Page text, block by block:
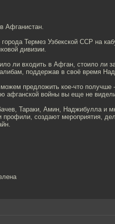
Афганистан.
Термез Узбекской ССР на
дивизии.
ли входить в Афган, стоило ли
поддержав в своё время
можем предложить кое-что
афганской войны вы еще не
Тараки, Амин, Наджибулла и
создают мероприятия,